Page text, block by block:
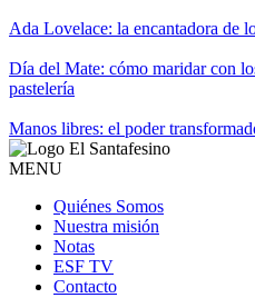
Ada Lovelace: la encantadora de
Día del Mate: cómo maridar con
pastelería
Manos libres: el poder
MENU
Quiénes Somos
Nuestra misión
Notas
ESF TV
Contacto